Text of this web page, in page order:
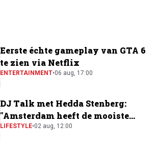
Eerste échte gameplay van GTA 6
te zien via Netflix
ENTERTAINMENT•06 aug, 17:00
DJ Talk met Hedda Stenberg:
"Amsterdam heeft de mooiste
festivalscene van Europa"
LIFESTYLE•02 aug, 12:00